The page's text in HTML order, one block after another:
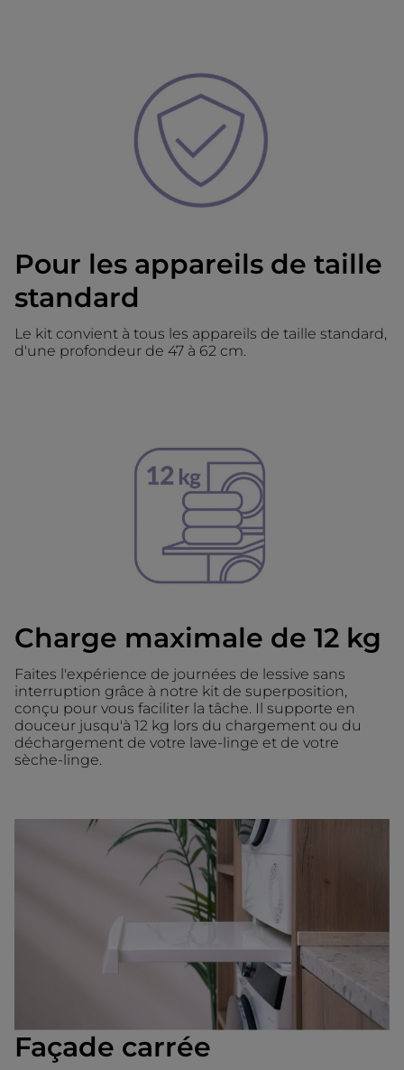
Pour les appareils de taille
standard
Le kit convient à tous les appareils de taille standard,
d'une profondeur de 47 à 62 cm.
Charge maximale de 12 kg
Faites l'expérience de journées de lessive sans
interruption grâce à notre kit de superposition,
conçu pour vous faciliter la tâche. Il supporte en
douceur jusqu'à 12 kg lors du chargement ou du
déchargement de votre lave-linge et de votre
sèche-linge.
Façade carrée